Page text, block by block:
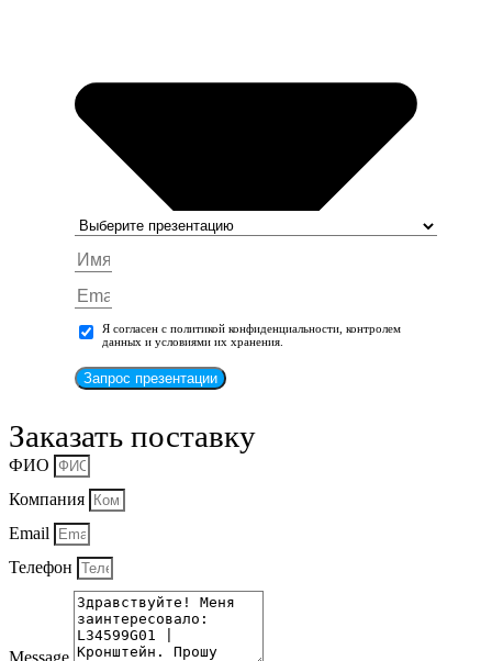
Я согласен с политикой конфиденциальности, контролем
данных и условиями их хранения.
Запрос презентации
Заказать поставку
ФИО
Компания
Email
Телефон
Message